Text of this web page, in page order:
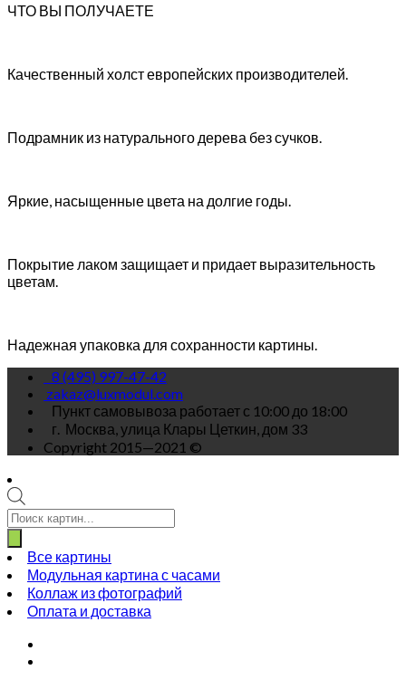
ЧТО ВЫ ПОЛУЧАЕТЕ
Качественный холст европейских производителей.
Подрамник из натурального дерева без сучков.
Яркие, насыщенные цвета на долгие годы.
Покрытие лаком защищает и придает выразительность
цветам.
Надежная упаковка для сохранности картины.
8 (495) 997-47-42
zakaz@luxmodul.com
Пункт самовывоза работает с 10:00 до 18:00
г. Москва, улица Клары Цеткин, дом 33
Copyright 2015—2021 ©
Поиск
товаров
Все картины
Модульная картина с часами
Коллаж из фотографий
Оплата и доставка